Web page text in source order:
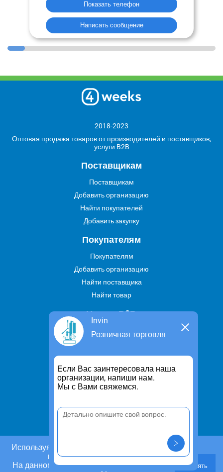
Показать телефон
Написать сообщение
Invin
Розничная торговля
Если Вас заинтересовала наша
организации, напиши нам.
Мы с Вами свяжемся.
Используя этот сайт, Вы даете согласие на
использование cookies.
На данном этапе Вы можете отказаться от
Принять
2018-2023
Оптовая продажа товаров от производителей и поставщиков,
услуги B2B
Поставщикам
Поставщикам
Добавить организацию
Найти покупателей
Добавить закупку
Покупателям
Покупателям
Добавить организацию
Найти поставщика
Найти товар
Услуги В2В
Найти услугу
Предложить свою услугу
Дропшиппинг
Транспортные услуги
Информация
Политика конфиденциальности
Контакты